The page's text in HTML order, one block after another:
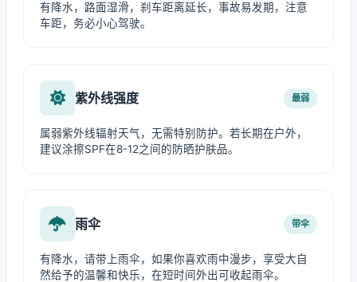
有降水，路面湿滑，刹车距离延长，事故易发期，注意
车距，务必小心驾驶。
紫外线强度 最弱
属弱紫外线辐射天气，无需特别防护。若长期在户外，
建议涂擦SPF在8-12之间的防晒护肤品。
雨伞 带伞
有降水，请带上雨伞，如果你喜欢雨中漫步，享受大自
然给予的温馨和快乐，在短时间外出可收起雨伞。